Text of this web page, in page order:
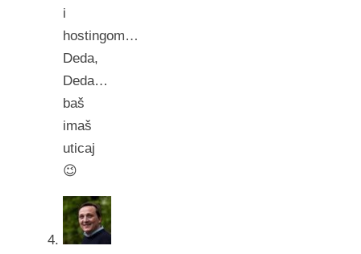
i
hostingom…
Deda,
Deda…
baš
imaš
uticaj
😉